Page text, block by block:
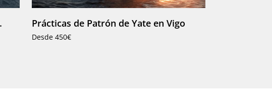
Prácticas de Patrón de Yate en Vigo
Desde 450€